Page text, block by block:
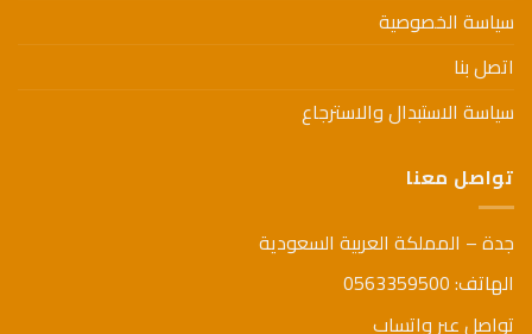
سياسة الخصوصية
اتصل بنا
سياسة الاستبدال والاسترجاع
تواصل معنا
جدة – المملكة العربية السعودية
الهاتف: 0563359500
تواصل عبر واتساب